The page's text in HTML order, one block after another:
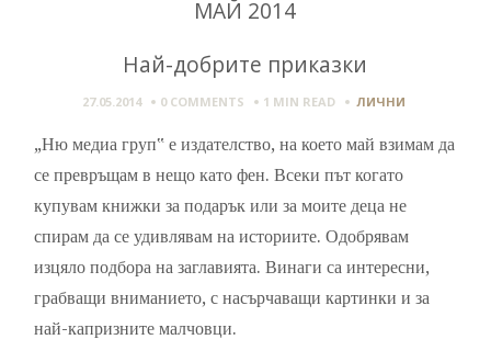
МАЙ 2014
Най-добрите приказки
27.05.2014 0 COMMENTS 1 MIN READ ЛИЧНИ
„Ню медиа груп‟ е издателство, на което май взимам да
се превръщам в нещо като фен. Всеки път когато
купувам книжки за подарък или за моите деца не
спирам да се удивлявам на историите. Одобрявам
изцяло подбора на заглавията. Винаги са интересни,
грабващи вниманието, с насърчаващи картинки и за
най-капризните малчовци.